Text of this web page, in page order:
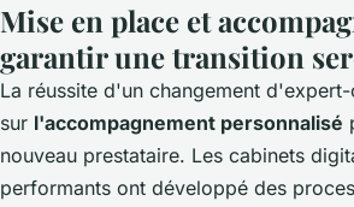
Mise en place et
garantir une transition
La réussite d'un changement
sur l'accompagnement personnalisé
nouveau prestataire. Les cabinets
performants ont développé des